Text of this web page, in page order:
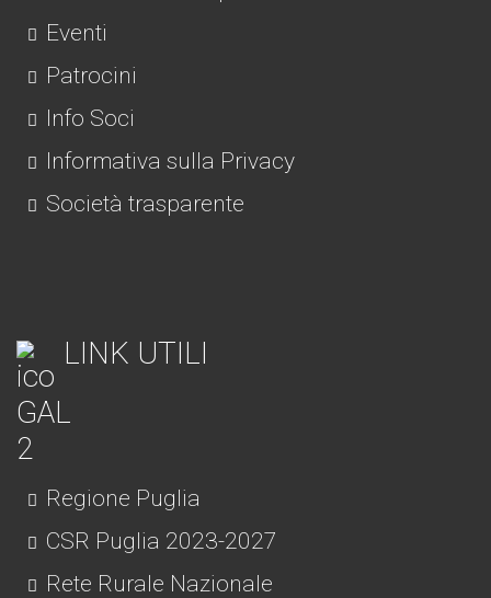
Eventi
Patrocini
Info Soci
Informativa sulla Privacy
Società trasparente
LINK UTILI
Regione Puglia
CSR Puglia 2023-2027
Rete Rurale Nazionale